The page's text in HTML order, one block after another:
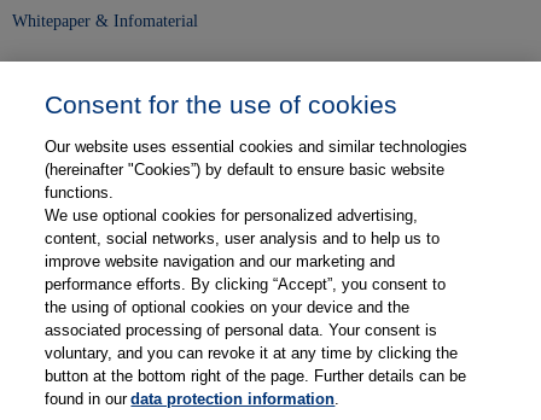
Whitepaper & Infomaterial
Karriere
Kontakt
Web-Semniare
Anwenderberichte
Partner
Consent for the use of cookies
Our website uses essential cookies and similar technologies
(hereinafter "Cookies”) by default to ensure basic website
functions.
We use optional cookies for personalized advertising,
content, social networks, user analysis and to help us to
improve website navigation and our marketing and
performance efforts. By clicking “Accept”, you consent to
the using of optional cookies on your device and the
associated processing of personal data. Your consent is
voluntary, and you can revoke it at any time by clicking the
button at the bottom right of the page. Further details can be
found in ourdata protection information.